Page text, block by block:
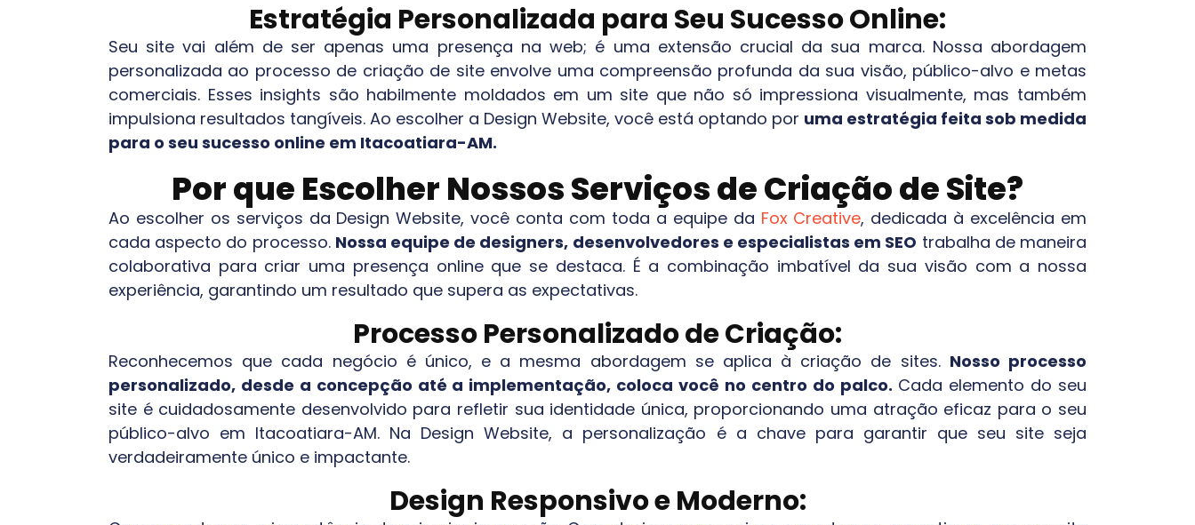
Estratégia Personalizada para Seu Sucesso Online:
Seu site vai além de ser apenas uma presença na web; é uma extensão crucial da sua marca. Nossa abordagem
personalizada ao processo de criação de site envolve uma compreensão profunda da sua visão, público-alvo e metas
comerciais. Esses insights são habilmente moldados em um site que não só impressiona visualmente, mas também
impulsiona resultados tangíveis. Ao escolher a Design Website, você está optando por uma estratégia feita sob medida
para o seu sucesso online em Itacoatiara-AM.
Por que Escolher Nossos Serviços de Criação de Site?
Ao escolher os serviços da Design Website, você conta com toda a equipe da Fox Creative, dedicada à excelência em
cada aspecto do processo. Nossa equipe de designers, desenvolvedores e especialistas em SEO trabalha de maneira
colaborativa para criar uma presença online que se destaca. É a combinação imbatível da sua visão com a nossa
experiência, garantindo um resultado que supera as expectativas.
Processo Personalizado de Criação:
Reconhecemos que cada negócio é único, e a mesma abordagem se aplica à criação de sites. Nosso processo
personalizado, desde a concepção até a implementação, coloca você no centro do palco. Cada elemento do seu
site é cuidadosamente desenvolvido para refletir sua identidade única, proporcionando uma atração eficaz para o seu
público-alvo em Itacoatiara-AM. Na Design Website, a personalização é a chave para garantir que seu site seja
verdadeiramente único e impactante.
Design Responsivo e Moderno: